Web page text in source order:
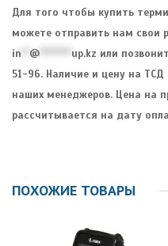
Для того чтобы купить
можете отправить нам свои
in
@ ******** up.kz или
51-96. Наличие и цену на
наших менеджеров. Цена на
рассчитывается на дату
ПОХОЖИЕ ТОВАРЫ